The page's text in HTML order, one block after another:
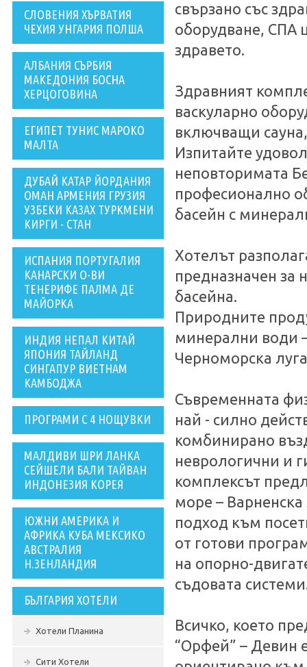
СЛОВЕНИЯ ХЪРВАТИЯ
ЧЕХИЯ УНГАРИЯ ПОЛША
АЛБАНИЯ СЪРБИЯ
МАКЕДОНИЯ БОСНА
ХЕРЦОГОВИНА
ЕГИПЕТ ТУНИС МАРОКО
МАЛТА
ДУБАЙ КАТАР ЙОРДАНИЯ
ОМАН АРМЕНИЯ ГРУЗИЯ
УЗБЕКИ КАЗАХ ТУРКМЕНИ
КИРГИ - СТАН
ИСПАНИЯ ПОРТУГАЛИЯ
КАНАРСКИ О-ВИ
ТЕНЕРИФЕ ПАЛМА ДЕ
МАЙОРКА
ИНДИЯ НЕПАЛ КИТАЙ
ЯПОНИЯ ТАЙЛАНД
СИНГАПУР ВИЕТНАМ
КАМБОДЖА
ПРОГРАМИ С 4 НОЩУВКИ
МАЛДИВИ ШРИ ЛАНКА
СЕЙШЕЛИ БАЛИ ТАЙВАН
ИНДОНЕЗИЯ КОРЕЯ
ЮЖНИ АМЕРИКА И
АФРИКА КУБА МЕКСИКО
АВСТРАЛИЯ
Н.ЗЕНЛАНДИЯ
БЪЛГАРИЯ ХОТЕЛИ
Хотели Планина
Сити Хотели
свързано със
оборудване, СПА
здравето.
Здравният
васкуларно
включващи
Изпитайте
неповторимата
професионално
басейн с
Хотелът
предназначен за
басейна.
Природните
минерални води
Черноморска
Съвременната
най - силно
комбинирано
неврологични и
комплексът
море –
подход към
от готови
на опорно-
съдовата
Всичко, което
“Орфей” – Девин